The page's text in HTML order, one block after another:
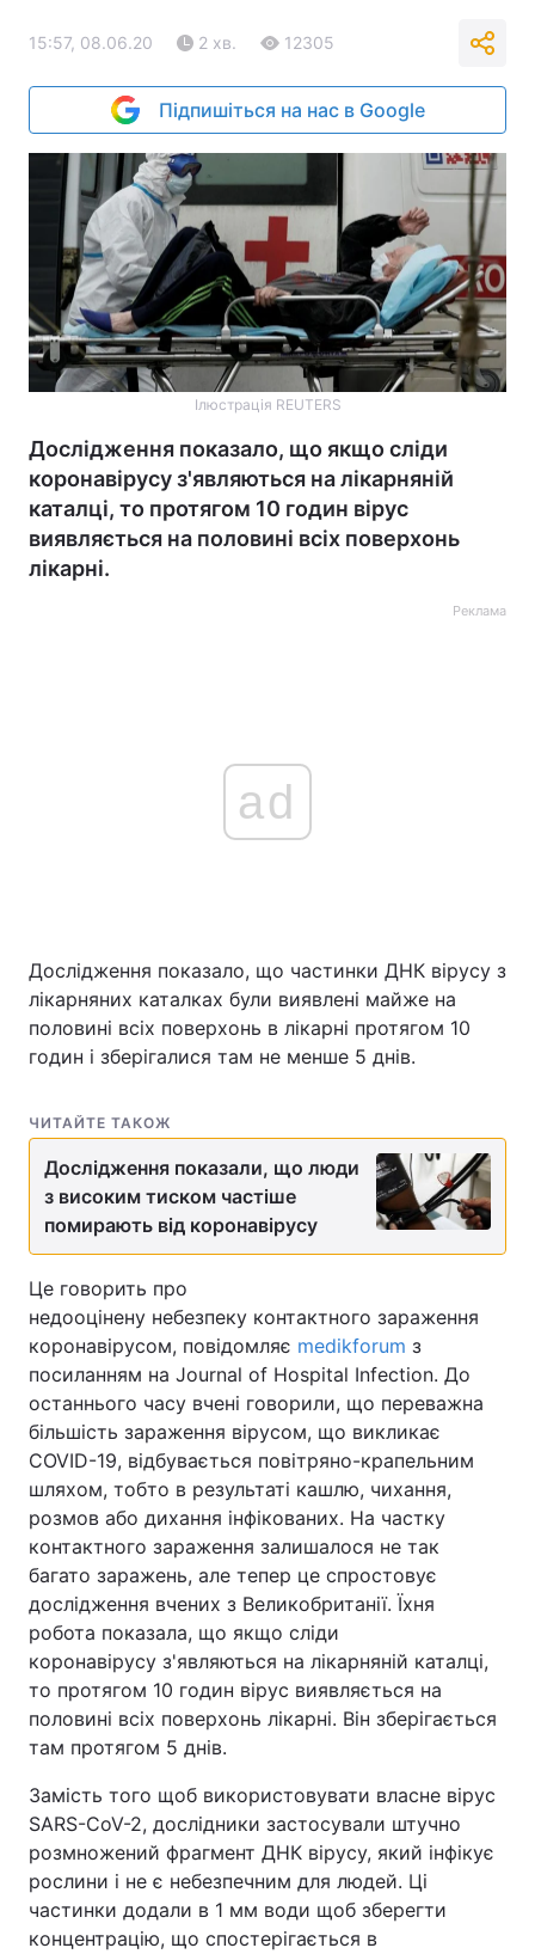
15:57, 08.06.20 2 хв. 12305
Підпишіться на нас в Google
Ілюстрація REUTERS
Дослідження показало, що якщо сліди
коронавірусу з'являються на лікарняній
каталці, то протягом 10 годин вірус
виявляється на половині всіх поверхонь
лікарні.
Реклама
ad
Дослідження показало, що частинки ДНК вірусу з
лікарняних каталках були виявлені майже на
половині всіх поверхонь в лікарні протягом 10
годин і зберігалися там не менше 5 днів.
ЧИТАЙТЕ ТАКОЖ
Дослідження показали, що люди
з високим тиском частіше
помирають від коронавірусу
Це говорить про
недооцінену небезпеку контактного зараження
коронавірусом, повідомляє medikforum з
посиланням на Journal of Hospital Infection. До
останнього часу вчені говорили, що переважна
більшість зараження вірусом, що викликає
COVID-19, відбувається повітряно-крапельним
шляхом, тобто в результаті кашлю, чихання,
розмов або дихання інфікованих. На частку
контактного зараження залишалося не так
багато заражень, але тепер це спростовує
дослідження вчених з Великобританії. Їхня
робота показала, що якщо сліди
коронавірусу з'являються на лікарняній каталці,
то протягом 10 годин вірус виявляється на
половині всіх поверхонь лікарні. Він зберігається
там протягом 5 днів.
Замість того щоб використовувати власне вірус
SARS-CoV-2, дослідники застосували штучно
розмножений фрагмент ДНК вірусу, який інфікує
рослини і не є небезпечним для людей. Ці
частинки додали в 1 мм води щоб зберегти
концентрацію, що спостерігається в